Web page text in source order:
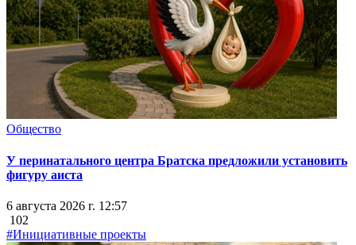
Общество
У перинатального центра Братска предложили установить
фигуру аиста
6 августа 2026 г. 12:57
102
#Инициативные проекты